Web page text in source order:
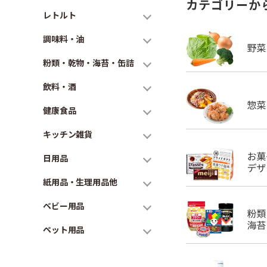
レトルト
調味料・油
粉類・乾物・海苔・缶詰
飲料・酒
健康食品
キッチン雑貨
日用品
紙用品・生理用品他
ベビー用品
ペット用品
カテゴリーか